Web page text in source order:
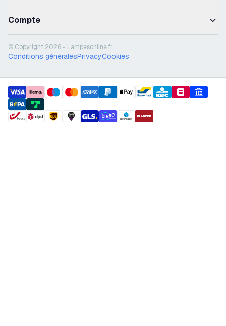
Compte
© Copyright 2026 - Lampesonline.fr
Conditions généralesPrivacyCookies
payment methods
shipment methods